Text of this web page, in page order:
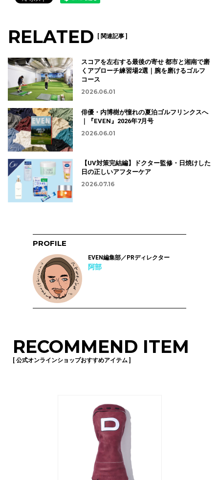
RELATED [ 関連記事 ]
スコアを左右する最後の寄せ 都市と湘南で磨
くアプローチ練習場2選｜腕を磨けるゴルフ
コース
2026.06.01
俳優・内博樹が憧れの夏泊ゴルフリンクスへ
｜『EVEN』2026年7月号
2026.06.01
【UV対策完結編】ドクター監修・日焼けした
日の正しいアフターケア
2026.07.16
PROFILE
EVEN編集部／PRディレクター
阿部
RECOMMEND ITEM
[ 公式オンラインショップおすすめアイテム ]